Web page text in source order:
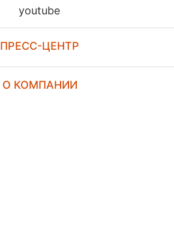
youtube
ПРЕСС-ЦЕНТР
О КОМПАНИИ